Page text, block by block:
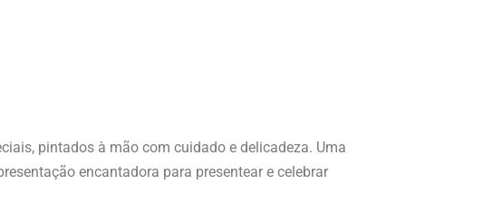
pintados à mão com cuidado e delicadeza. Uma
encantadora para presentear e celebrar